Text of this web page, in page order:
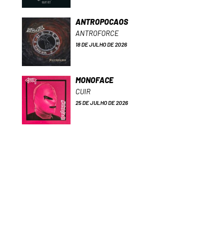
ANTROPOCAOS
ANTROFORCE
18 DE JULHO DE 2026
MONOFACE
CUIR
25 DE JULHO DE 2026